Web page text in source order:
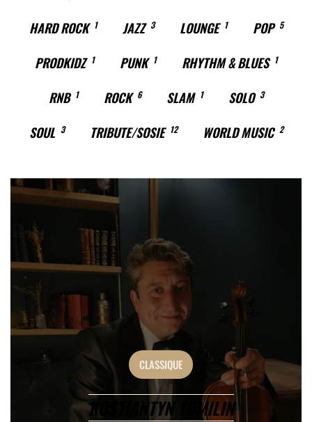
HARD ROCK
1 JAZZ 3 LOUNGE 1 POP 5
PRODKIDZ 1 PUNK 1 RHYTHM & BLUES 1
RNB 1 ROCK 6 SLAM 1 SOLO 3
SOUL 3 TRIBUTE/SOSIE 12 WORLD MUSIC 2
CLASSIQUE
KOSTIANTYN TOMILIN